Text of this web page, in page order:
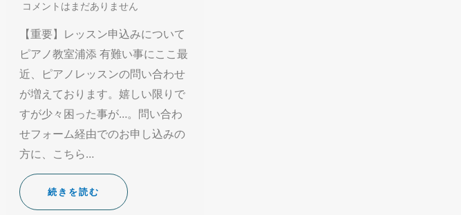
コメントはまだありません
【重要】レッスン申込みについて
ピアノ教室浦添 有難い事にここ最
近、ピアノレッスンの問い合わせ
が増えております。嬉しい限りで
すが少々困った事が…。問い合わ
せフォーム経由でのお申し込みの
方に、こちら…
続きを読む